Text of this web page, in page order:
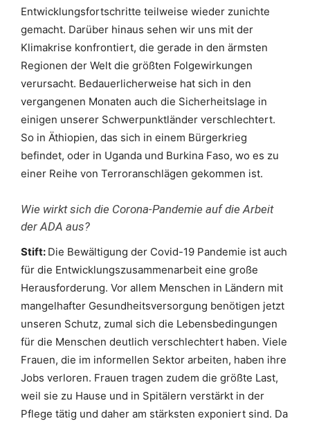
Entwicklungsfortschritte teilweise wieder zunichte
gemacht. Darüber hinaus sehen wir uns mit der
Klimakrise konfrontiert, die gerade in den ärmsten
Regionen der Welt die größten Folgewirkungen
verursacht. Bedauerlicherweise hat sich in den
vergangenen Monaten auch die Sicherheitslage in
einigen unserer Schwerpunktländer verschlechtert.
So in Äthiopien, das sich in einem Bürgerkrieg
befindet, oder in Uganda und Burkina Faso, wo es zu
einer Reihe von Terroranschlägen gekommen ist.
Wie wirkt sich die Corona-Pandemie auf die Arbeit
der ADA aus?
Stift: Die Bewältigung der Covid-19 Pandemie ist auch
für die Entwicklungszusammenarbeit eine große
Herausforderung. Vor allem Menschen in Ländern mit
mangelhafter Gesundheitsversorgung benötigen jetzt
unseren Schutz, zumal sich die Lebensbedingungen
für die Menschen deutlich verschlechtert haben. Viele
Frauen, die im informellen Sektor arbeiten, haben ihre
Jobs verloren. Frauen tragen zudem die größte Last,
weil sie zu Hause und in Spitälern verstärkt in der
Pflege tätig und daher am stärksten exponiert sind. Da